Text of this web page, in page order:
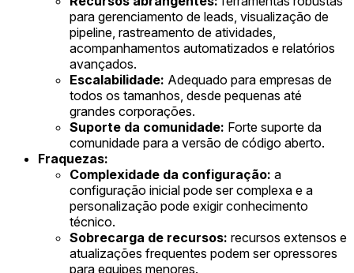
para gerenciamento de leads, visualização de
pipeline, rastreamento de atividades,
acompanhamentos automatizados e relatórios
avançados.
Escalabilidade: Adequado para empresas de
todos os tamanhos, desde pequenas até
grandes corporações.
Suporte da comunidade: Forte suporte da
comunidade para a versão de código aberto.
Fraquezas:
Complexidade da configuração: a
configuração inicial pode ser complexa e a
personalização pode exigir conhecimento
técnico.
Sobrecarga de recursos: recursos extensos e
atualizações frequentes podem ser opressores
para equipes menores.